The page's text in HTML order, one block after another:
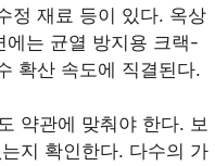
정 재료 등이 있다. 옥상
에는 균열 방지용 크랙-
확산 속도에 직결된다.
약관에 맞춰야 한다. 보
지 확인한다. 다수의 가